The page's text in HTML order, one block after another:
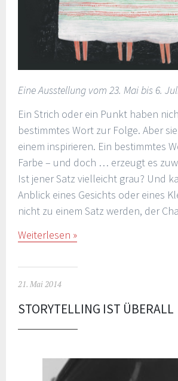
Eine Ausstellung vom 23. Mai bis 6.
Ein Strich oder ein Punkt haben
bestimmtes Wort zur Folge. Aber
einem inspirieren. Ein bestimmtes
Farbe – und doch … erzeugt es
Ist jener Satz vielleicht grau? Und
Anblick eines Gesichts oder eines
nicht zu einem Satz werden, der
Weiterlesen
21. Mai 2014
STORYTELLING IST ÜBERALL